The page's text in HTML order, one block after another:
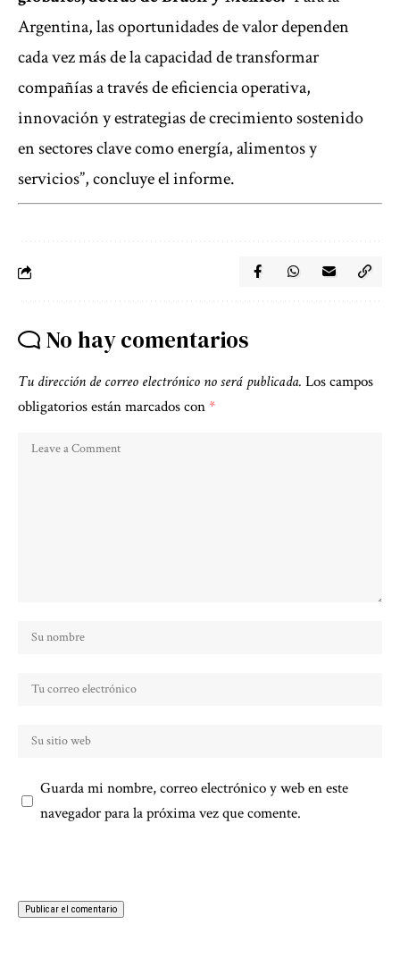
Argentina, las oportunidades de valor dependen
cada vez más de la capacidad de transformar
compañías a través de eficiencia operativa,
innovación y estrategias de crecimiento sostenido
en sectores clave como energía, alimentos y
servicios”, concluye el informe.
No hay comentarios
Tu dirección de correo electrónico no será publicada. Los campos
obligatorios están marcados con*
Guarda mi nombre, correo electrónico y web en este
navegador para la próxima vez que comente.